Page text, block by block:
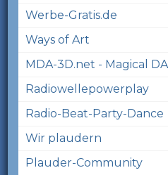
Werbe-Gratis.de
Ways of Art
MDA-3D.net - Magical
Radiowellepowerplay
Radio-Beat-Party-Dance
Wir plaudern
Plauder-Community